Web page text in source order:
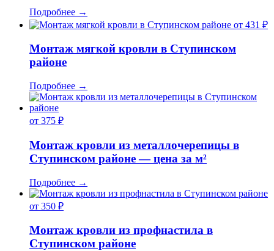
Подробнее →
от 431 ₽
Монтаж мягкой кровли в Ступинском
районе
Подробнее →
от 375 ₽
Монтаж кровли из металлочерепицы в
Ступинском районе — цена за м²
Подробнее →
от 350 ₽
Монтаж кровли из профнастила в
Ступинском районе